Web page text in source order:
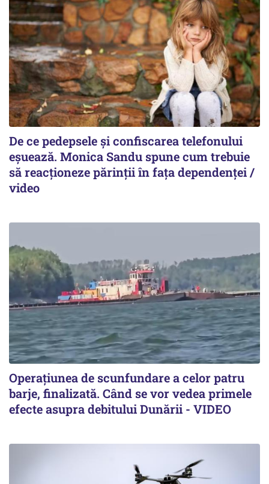
De ce pedepsele și confiscarea telefonului
eșuează. Monica Sandu spune cum trebuie
să reacționeze părinții în fața dependenței /
video
Operațiunea de scunfundare a celor patru
barje, finalizată. Când se vor vedea primele
efecte asupra debitului Dunării - VIDEO